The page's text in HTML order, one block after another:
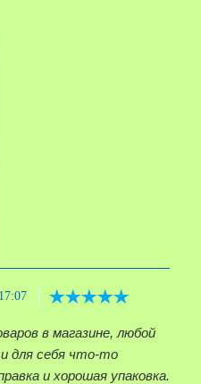
в магазине, любой
для себя что-то
и хорошая упаковка.